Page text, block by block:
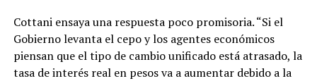
Cottani ensaya una respuesta poco promisoria. “Si el
Gobierno levanta el cepo y los agentes económicos
piensan que el tipo de cambio unificado está atrasado, la
tasa de interés real en pesos va a aumentar debido a la